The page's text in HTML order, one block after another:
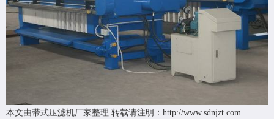
本文由带式压滤机厂家整理 转载请注明 ：http://www.sdnjzt.com